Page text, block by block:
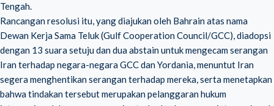
Tengah.
Rancangan resolusi itu, yang diajukan oleh Bahrain atas nama
Dewan Kerja Sama Teluk (Gulf Cooperation Council/GCC), diadopsi
dengan 13 suara setuju dan dua abstain untuk mengecam serangan
Iran terhadap negara-negara GCC dan Yordania, menuntut Iran
segera menghentikan serangan terhadap mereka, serta menetapkan
bahwa tindakan tersebut merupakan pelanggaran hukum